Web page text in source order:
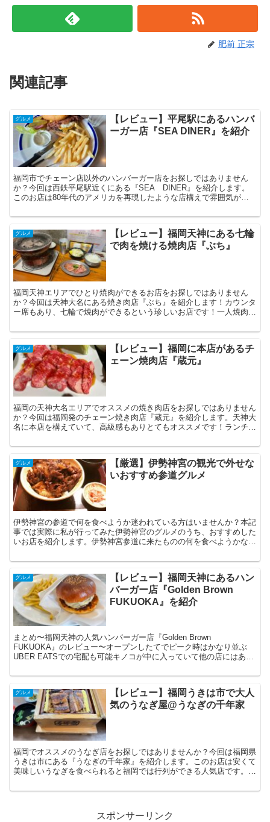
肥前 正宗
関連記事
グルメ
【レビュー】平尾駅にあるハンバ
ーガー店『SEA DINER』を紹介
福岡市でチェーン店以外のハンバーガー店をお探しではありません
か？今回は西鉄平尾駅近くにある『SEA DINER』を紹介します。
このお店は80年代のアメリカを再現したような店構えで雰囲気がと
方は必見です！
グルメ
【レビュー】福岡天神にある七輪
で肉を焼ける焼肉店『ぶち』
福岡天神エリアでひとり焼肉ができるお店をお探しではありません
か？今回は天神大名にある焼き肉店『ぶち』を紹介します！カウンタ
ー席もあり、七輪で焼肉ができるという珍しいお店です！一人焼肉が
グルメ
【レビュー】福岡に本店があるチ
ェーン焼肉店『蔵元』
福岡の天神大名エリアでオススメの焼き肉店をお探しではありません
か？今回は福岡発のチェーン焼き肉店『蔵元』を紹介します。天神大
名に本店を構えていて、高級感もありとてもオススメです！ランチは
グルメ
【厳選】伊勢神宮の観光で外せな
いおすすめ参道グルメ
伊勢神宮の参道で何を食べようか迷われている方はいませんか？本記
事では実際に私が行ってみた伊勢神宮のグルメのうち、おすすめした
いお店を紹介します。伊勢神宮参道に来たものの何を食べようかなか
グルメ
【レビュー】福岡天神にあるハン
バーガー店『Golden Brown
FUKUOKA』を紹介
まとめ〜福岡天神の人気ハンバーガー店『Golden Brown
FUKUOKA』のレビュー〜オープンしたてでピーク時はかなり並ぶ
UBER EATSでの宅配も可能キノコが中に入っていて他の店にはあま
グルメ
【レビュー】福岡うきは市で大人
気のうなぎ屋@うなぎの千年家
福岡でオススメのうなぎ店をお探しではありませんか？今回は福岡県
うきは市にある『うなぎの千年家』を紹介します。このお店は安くて
美味しいうなぎを食べられると福岡では行列ができる人気店です。福
ださい！
スポンサーリンク